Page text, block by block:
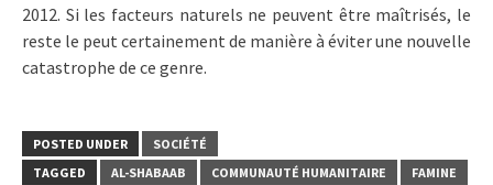
2012. Si les facteurs naturels ne peuvent être maîtrisés, le
reste le peut certainement de manière à éviter une nouvelle
catastrophe de ce genre.
POSTED UNDER
SOCIÉTÉ
TAGGED
AL-SHABAAB COMMUNAUTÉ HUMANITAIRE
FAMINE